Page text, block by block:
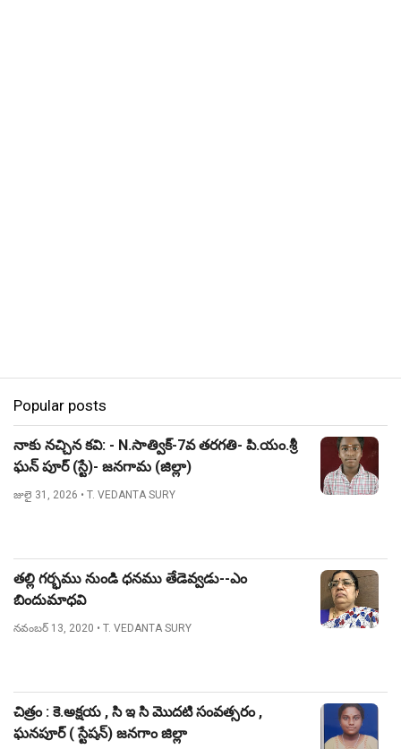
Popular posts
నాకు నచ్చిన కవి: - N.సాత్విక్-7వ తరగతి- పి.యం.శ్రీ
ఘన్ పూర్ (స్టే)- జనగామ (జిల్లా)
జులై 31, 2026 • T. VEDANTA SURY
తల్లి గర్భము నుండి ధనము తేడెవ్వడు--ఎం
బిందుమాధవి
నవంబర్ 13, 2020 • T. VEDANTA SURY
చిత్రం : కె.అక్షయ , సి ఇ సి మొదటి సంవత్సరం ,
ఘనపూర్ ( స్టేషన్) జనగాం జిల్లా